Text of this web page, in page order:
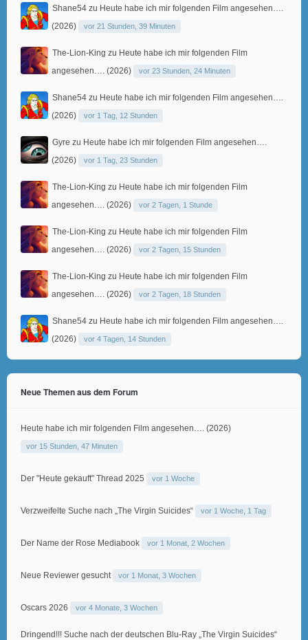
Shane54 zu Heute habe ich mir folgenden Film angesehen….
(2026)
vor 21 Stunden, 39 Minuten
The-Lion-King zu Heute habe ich mir folgenden Film
angesehen…. (2026)
vor 23 Stunden, 24 Minuten
Shane54 zu Heute habe ich mir folgenden Film angesehen….
(2026)
vor 1 Tag, 12 Stunden
Gyre zu Heute habe ich mir folgenden Film angesehen….
(2026)
vor 1 Tag, 23 Stunden
The-Lion-King zu Heute habe ich mir folgenden Film
angesehen…. (2026)
vor 2 Tagen, 1 Stunde
The-Lion-King zu Heute habe ich mir folgenden Film
angesehen…. (2026)
vor 2 Tagen, 15 Stunden
The-Lion-King zu Heute habe ich mir folgenden Film
angesehen…. (2026)
vor 2 Tagen, 18 Stunden
Shane54 zu Heute habe ich mir folgenden Film angesehen….
(2026)
vor 4 Tagen, 14 Stunden
Neue Themen aus dem Forum
Heute habe ich mir folgenden Film angesehen…. (2026)
vor 15 Stunden, 47 Minuten
Der "Heute gekauft" Thread 2025 vor 1 Woche
Verzweifelte Suche nach „The Virgin Suicides“ vor 1 Woche, 1 Tag
Der Name der Rose Mediabook vor 1 Monat, 2 Wochen
Neue Reviewer gesucht vor 1 Monat, 3 Wochen
Oscars 2026 vor 4 Monate, 3 Wochen
Dringend!!! Suche nach der deutschen Blu-Ray „The Virgin Suicides“